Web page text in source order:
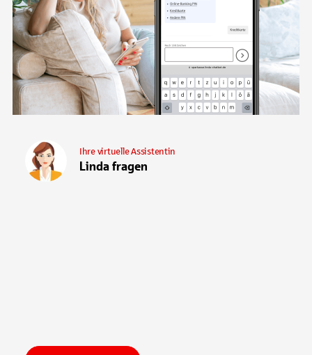
Linda fragen
Ihre virtuelle Assistentin